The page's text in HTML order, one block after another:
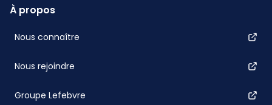
À propos
Nous connaître
Nous rejoindre
Groupe Lefebvre